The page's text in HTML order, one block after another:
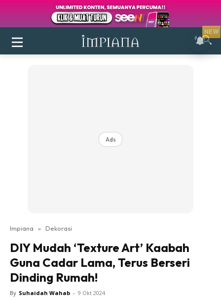
Login|Register
Ruang Makan
Ruang Tamu
Direktori
Interior Design
Ads
Impiana » Dekorasi
DIY Mudah ‘Texture Art’ Kaabah
Guna Cadar Lama, Terus Berseri
Dinding Rumah!
By Suhaidah Wahab - 9 Okt 2024
NEW